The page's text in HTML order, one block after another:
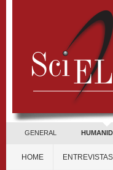
GENERAL
HOME ENTREVISTAS